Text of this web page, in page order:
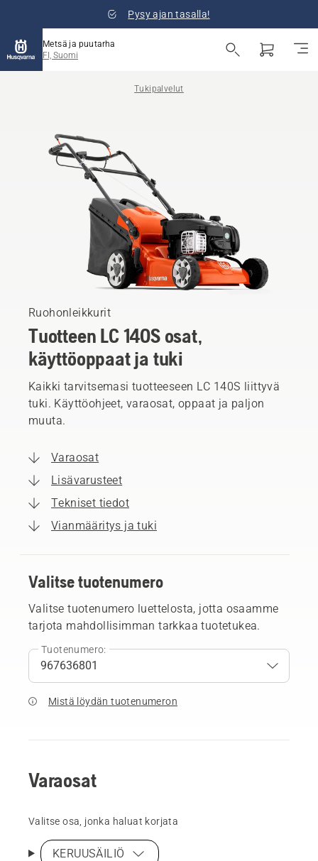
Pysy ajan tasalla!
Metsä ja puutarha
FI, Suomi
Tukipalvelut
Ruohonleikkurit
Tuotteen LC 140S osat,
käyttöoppaat ja tuki
Kaikki tarvitsemasi tuotteeseen LC 140S liittyvä
tuki. Käyttöohjeet, varaosat, oppaat ja paljon
muuta.
Varaosat
Lisävarusteet
Tekniset tiedot
Vianmääritys ja tuki
Valitse tuotenumero
Valitse tuotenumero luettelosta, jotta osaamme
tarjota mahdollisimman tarkkaa tuotetukea.
Tuotenumero:
Mistä löydän tuotenumeron
Varaosat
Valitse osa, jonka haluat korjata
KERUUSÄILIÖ